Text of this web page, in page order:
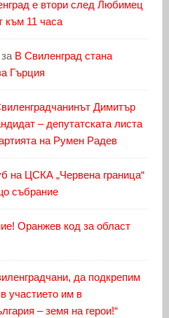
е втори след Любимец
към 11 часа
В Свиленград стана
Гърция
Димитър
– депутатската листа
на Румен Радев
на ЦСКА „Червена граница“
събрание
Оранжев код за област
да подкрепим
участието им в
– земя на герои!“